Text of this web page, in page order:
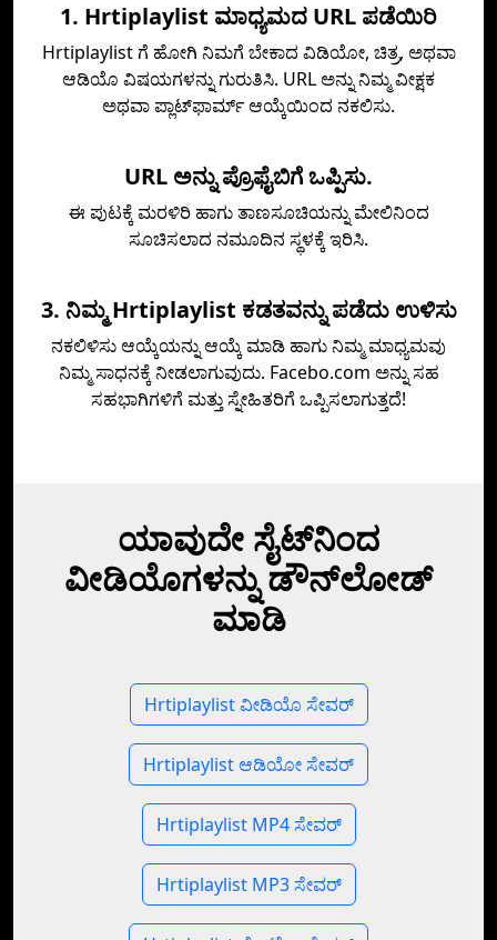
1. Hrtiplaylist ಮಾಧ್ಯಮದ URL ಪಡೆಯಿರಿ
Hrtiplaylist ಗೆ ಹೋಗಿ ನಿಮಗೆ ಬೇಕಾದ ವಿಡಿಯೋ, ಚಿತ್ರ, ಅಥವಾ
ಆಡಿಯೊ ವಿಷಯಗಳನ್ನು ಗುರುತಿಸಿ. URL ಅನ್ನು ನಿಮ್ಮ ವೀಕ್ಷಕ
ಅಥವಾ ಪ್ಲಾಟ್‌ಫಾರ್ಮ್ ಆಯ್ಕೆಯಿಂದ ನಕಲಿಸು.
URL ಅನ್ನು ಪ್ರೊಫೈಬಿಗೆ ಒಪ್ಪಿಸು.
ಈ ಪುಟಕ್ಕೆ ಮರಳಿರಿ ಹಾಗು ತಾಣಸೂಚಿಯನ್ನು ಮೇಲಿನಿಂದ
ಸೂಚಿಸಲಾದ ನಮೂದಿನ ಸ್ಥಳಕ್ಕೆ ಇರಿಸಿ.
3. ನಿಮ್ಮ Hrtiplaylist ಕಡತವನ್ನು ಪಡೆದು ಉಳಿಸು
ನಕಲಿಳಿಸು ಆಯ್ಕೆಯನ್ನು ಆಯ್ಕೆ ಮಾಡಿ ಹಾಗು ನಿಮ್ಮ ಮಾಧ್ಯಮವು
ನಿಮ್ಮ ಸಾಧನಕ್ಕೆ ನೀಡಲಾಗುವುದು. Facebo.com ಅನ್ನು ಸಹ
ಸಹಭಾಗಿಗಳಿಗೆ ಮತ್ತು ಸ್ನೇಹಿತರಿಗೆ ಒಪ್ಪಿಸಲಾಗುತ್ತದೆ!
ಯಾವುದೇ ಸೈಟ್‌ನಿಂದ
ವೀಡಿಯೊಗಳನ್ನು ಡೌನ್‌ಲೋಡ್
ಮಾಡಿ
Hrtiplaylist ವೀಡಿಯೊ ಸೇವರ್
Hrtiplaylist ಆಡಿಯೋ ಸೇವರ್
Hrtiplaylist MP4 ಸೇವರ್
Hrtiplaylist MP3 ಸೇವರ್